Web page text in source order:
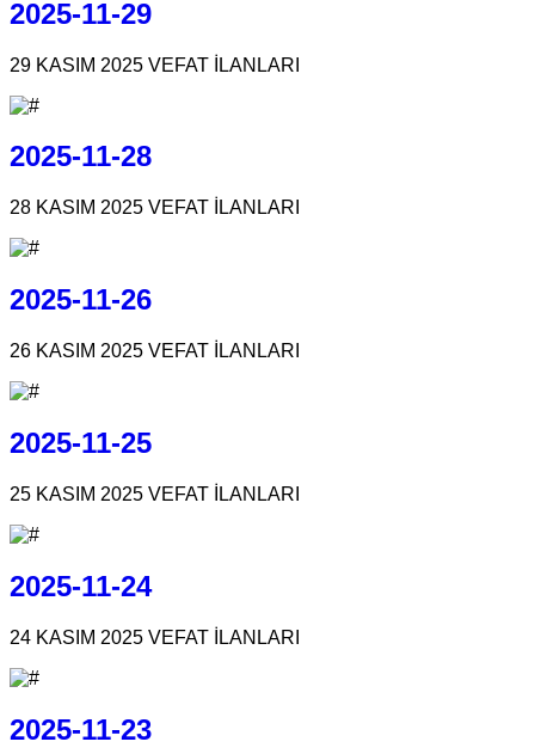
2025-11-29
29 KASIM 2025 VEFAT İLANLARI
2025-11-28
28 KASIM 2025 VEFAT İLANLARI
2025-11-26
26 KASIM 2025 VEFAT İLANLARI
2025-11-25
25 KASIM 2025 VEFAT İLANLARI
2025-11-24
24 KASIM 2025 VEFAT İLANLARI
2025-11-23